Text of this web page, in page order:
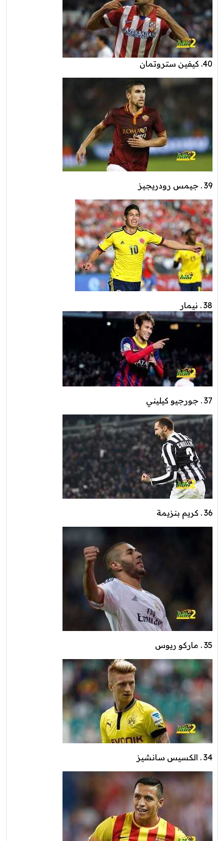
40. كيفين ستروتمان
39 . جيمس رودريجيز
38 . نيمار
37 . جورجيو كيليني
36 . كريم بنزيمة
35 . ماركو ريوس
34 . الكسيس سانشيز